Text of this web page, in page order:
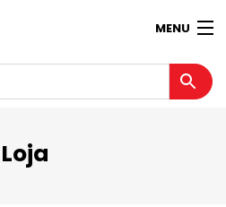
MENU
Garagem
Loja